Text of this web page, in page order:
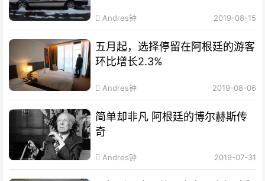
Andres钟 2019-08-15
五月起，选择停留在阿根廷的游客
环比增长2.3%
Andres钟 2019-08-06
简单却非凡 阿根廷的博尔赫斯传
奇
Andres钟 2019-07-31